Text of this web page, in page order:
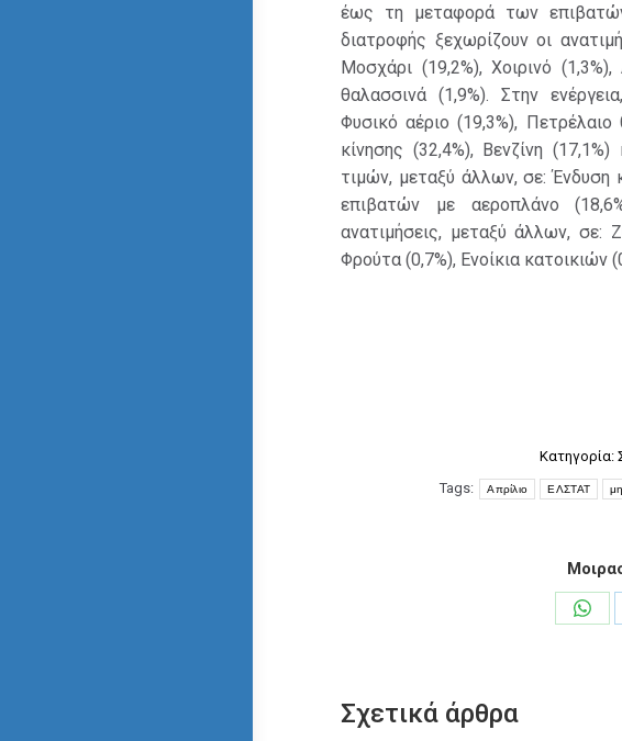
έως τη μεταφορά των
διατροφής ξεχωρίζουν οι
Μοσχάρι (19,2%), Χοιρινό
θαλασσινά (1,9%). Στην
Φυσικό αέριο (19,3%),
κίνησης (32,4%), Βενζίνη
τιμών, μεταξύ άλλων, σε: Ένδυση
επιβατών με αεροπλάνο
ανατιμήσεις, μεταξύ άλλων, σε:
Φρούτα (0,7%), Ενοίκια κατοικιών
Κατηγορία:
Tags:
Απρίλιο ΕΛΣΤΑΤ
Σχετικά άρθρα